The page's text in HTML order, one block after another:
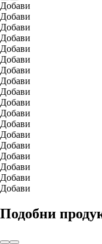
Добави
Добави
Добави
Добави
Добави
Добави
Добави
Добави
Добави
Добави
Добави
Добави
Добави
Добави
Добави
Добави
Добави
Добави
Подобни